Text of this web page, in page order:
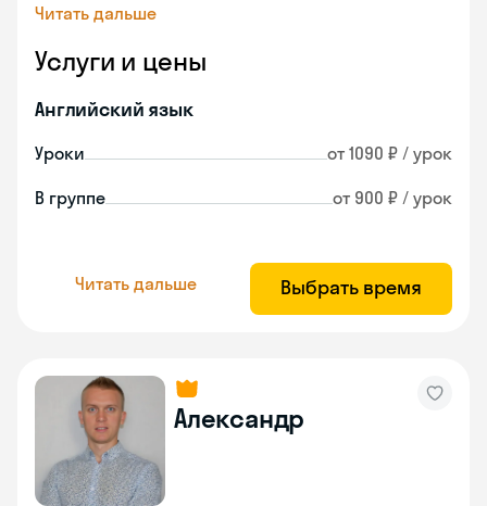
Читать дальше
Услуги и цены
Английский язык
Уроки от 1090 ₽ / урок
В группе от 900 ₽ / урок
Читать дальше Выбрать время
Александр